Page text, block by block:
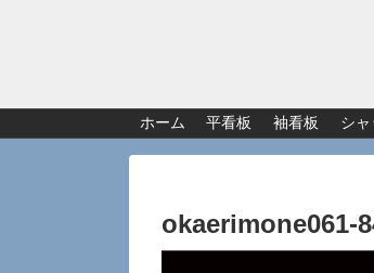
ホーム 平看板 袖看板 シ
okaerimone061-